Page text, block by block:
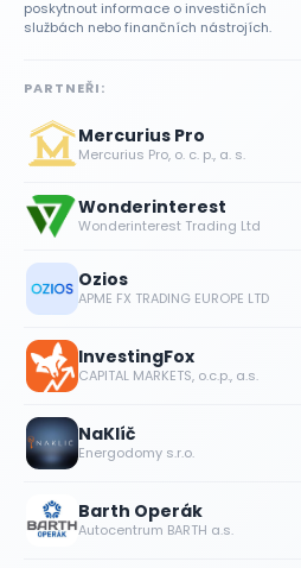
poskytnout informace o investičních
službách nebo finančních nástrojích.
PARTNEŘI:
Mercurius Pro
Mercurius Pro, o. c. p., a. s.
Wonderinterest
Wonderinterest Trading Ltd
Ozios
APME FX TRADING EUROPE LTD
InvestingFox
CAPITAL MARKETS, o.c.p., a.s.
NaKlíč
Energodomy s.r.o.
Barth Operák
Autocentrum BARTH a.s.